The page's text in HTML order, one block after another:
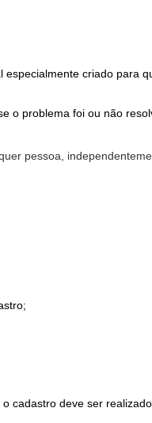
criado para
o problema foi ou não
pessoa,
cadastro deve ser